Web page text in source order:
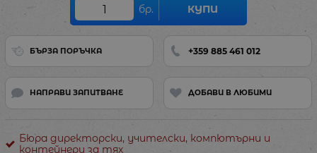
бр. КУПИ
БЪРЗА ПОРЪЧКА +359 885 461 012
НАПРАВИ ЗАПИТВАНЕ ДОБАВИ В ЛЮБИМИ
Бюра директорски, учителски, компютърни и
контейнери за тях